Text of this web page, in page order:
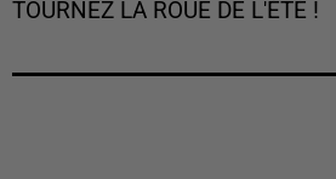
TOURNEZ LA ROUE DE L'ÉTÉ !